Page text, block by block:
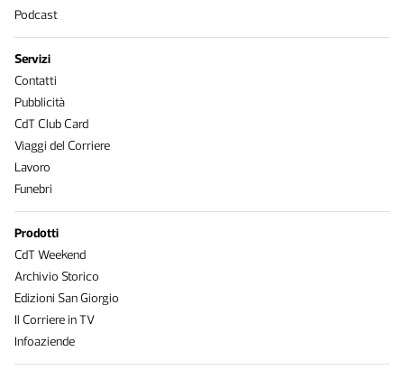
Podcast
Servizi
Contatti
Pubblicità
CdT Club Card
Viaggi del Corriere
Lavoro
Funebri
Prodotti
CdT Weekend
Archivio Storico
Edizioni San Giorgio
Il Corriere in TV
Infoaziende